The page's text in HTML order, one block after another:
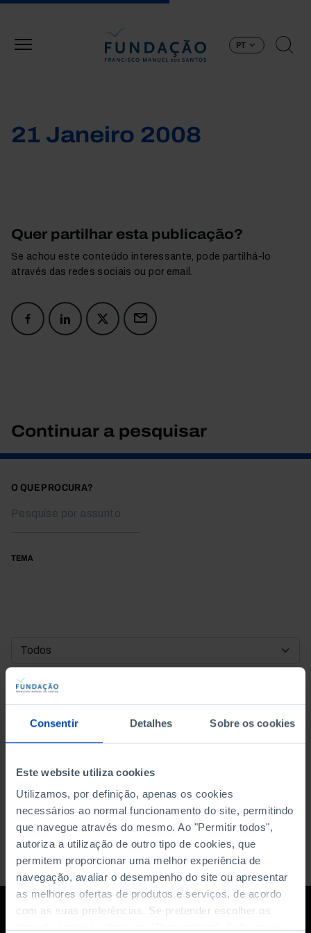
Consentir Detalhes Sobre os cookies
Este website utiliza cookies
Utilizamos, por definição, apenas os cookies
necessários ao normal funcionamento do site, permitindo
que navegue através do mesmo. Ao "Permitir todos",
autoriza a utilização de outro tipo de cookies, que
permitem proporcionar uma melhor experiência de
navegação, avaliar o desempenho do site ou apresentar
as melhores ofertas de produtos e serviços, de acordo
com as suas preferências. Se pretender escolher os
PT
21 Janeiro 2008
Quer partilhar esta publicação?
Se achou este conteúdo interessante, pode partilhá-lo
através das redes sociais ou por email.
Continuar a pesquisar
O QUE PROCURA?
TEMA
DATA DE INÍCIO
DATA DE FIM